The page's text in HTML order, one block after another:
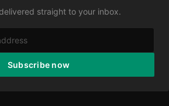
straight to your inbox.
Subscribe now